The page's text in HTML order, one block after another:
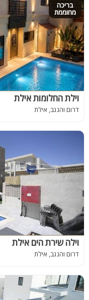
בריכה
מחוממת
וילת החלומות אילת
דרום והנגב, אילת
וילה שירת הים אילת
דרום והנגב, אילת